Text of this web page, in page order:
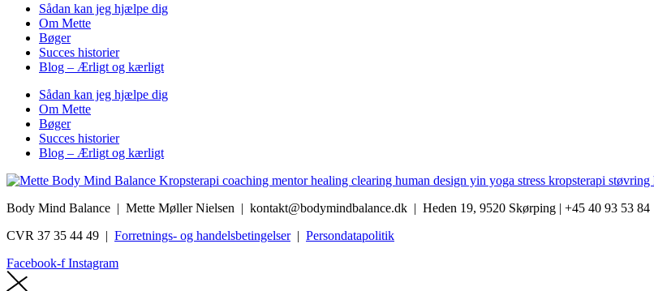
Sådan kan jeg hjælpe dig
Om Mette
Bøger
Succes historier
Blog – Ærligt og kærligt
Sådan kan jeg hjælpe dig
Om Mette
Bøger
Succes historier
Blog – Ærligt og kærligt
Body Mind Balance | Mette Møller Nielsen | kontakt@bodymindbalance.dk | Heden 19, 9520 Skørping | +45 40 93 53 84
CVR 37 35 44 49 | Forretnings- og handelsbetingelser| Persondatapolitik
Facebook-f Instagram